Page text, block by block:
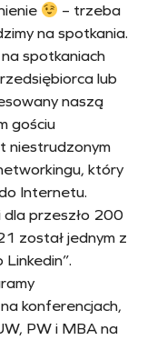
– trzeba
na spotkania.
spotkaniach
lub
naszą
gościu
niestrudzonym
który
Internetu.
dla przeszło 200
został jednym z
konferencjach,
PW i MBA na